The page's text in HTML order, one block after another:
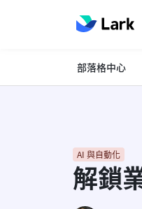
部落格中心
AI 與自動化
解鎖